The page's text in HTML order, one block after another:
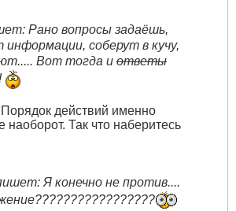
Рано вопросы задаёшь,
соберут в кучу,
Вот тогда и ответы
действий именно
наоборот. Так что наберитесь
Я конечно не против....